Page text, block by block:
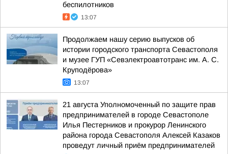
беспилотников
13:07
Продолжаем нашу серию выпусков об
истории городского транспорта Севастополя
и музее ГУП «Севэлектроавтотранс им. А. С.
Круподёрова»
13:07
21 августа Уполномоченный по защите прав
предпринимателей в городе Севастополе
Илья Пестерников и прокурор Ленинского
района города Севастополя Алексей Казаков
проведут личный приём предпринимателей